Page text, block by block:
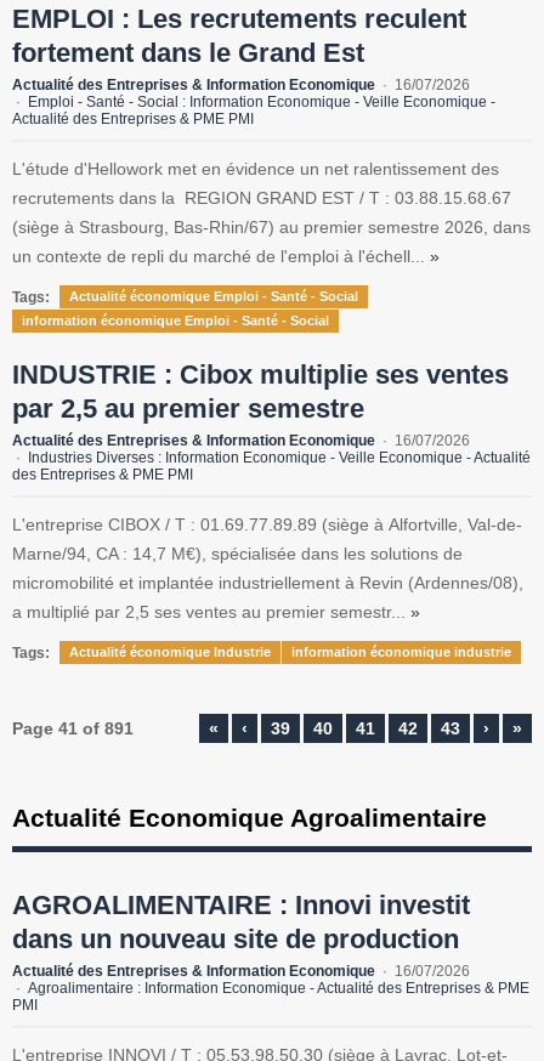
EMPLOI : Les recrutements reculent
fortement dans le Grand Est
Actualité des Entreprises & Information Economique
16/07/2026
Emploi - Santé - Social : Information Economique - Veille Economique -
Actualité des Entreprises & PME PMI
L'étude d'Hellowork met en évidence un net ralentissement des
recrutements dans la REGION GRAND EST / T : 03.88.15.68.67
(siège à Strasbourg, Bas-Rhin/67) au premier semestre 2026, dans
un contexte de repli du marché de l'emploi à l'échell... »
Tags:
Actualité économique Emploi - Santé - Social
information économique Emploi - Santé - Social
INDUSTRIE : Cibox multiplie ses ventes
par 2,5 au premier semestre
Actualité des Entreprises & Information Economique
16/07/2026
Industries Diverses : Information Economique - Veille Economique - Actualité
des Entreprises & PME PMI
L'entreprise CIBOX / T : 01.69.77.89.89 (siège à Alfortville, Val-de-
Marne/94, CA : 14,7 M€), spécialisée dans les solutions de
micromobilité et implantée industriellement à Revin (Ardennes/08),
a multiplié par 2,5 ses ventes au premier semestr... »
Tags: Actualité économique Industrie information économique industrie
Page 41 of 891 « ‹ 39 40 41 42 43 › »
Actualité Economique Agroalimentaire
AGROALIMENTAIRE : Innovi investit
dans un nouveau site de production
Actualité des Entreprises & Information Economique
16/07/2026
Agroalimentaire : Information Economique - Actualité des Entreprises & PME
PMI
L'entreprise INNOVI / T : 05.53.98.50.30 (siège à Layrac, Lot-et-